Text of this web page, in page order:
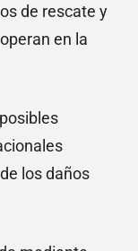
de rescate y
en la
los daños